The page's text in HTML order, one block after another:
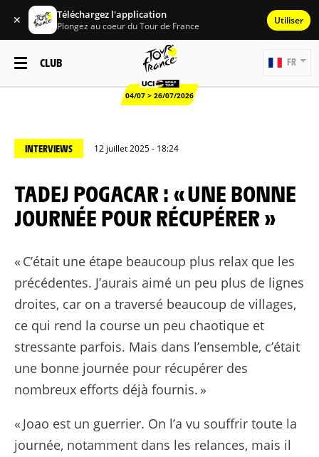
✕ Téléchargez l'application
Plongez au coeur du Tour de France Utiliser
CLUB
04/07 > 26/07/2026
FR
INTERVIEWS 12 juillet 2025 - 18:24
TADEJ POGACAR : « UNE BONNE
JOURNÉE POUR RÉCUPÉRER »
« C’était une étape beaucoup plus relax que les
précédentes. J’aurais aimé un peu plus de lignes
droites, car on a traversé beaucoup de villages,
ce qui rend la course un peu chaotique et
stressante parfois. Mais dans l’ensemble, c’était
une bonne journée pour récupérer des
nombreux efforts déjà fournis. »
« Joao est un guerrier. On l’a vu souffrir toute la
journée, notamment dans les relances, mais il